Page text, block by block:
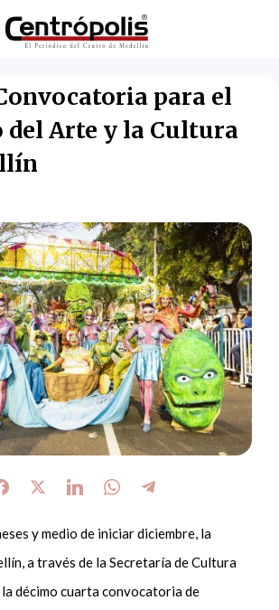
para el
del Arte y la Cultura
y medio de iniciar diciembre, la
a través de la Secretaría de Cultura
décimo cuarta convocatoria de